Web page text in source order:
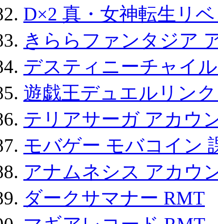
D×2 真・女神転生リ
きららファンタジア
デスティニーチャイ
遊戯王デュエルリン
テリアサーガ アカウ
モバゲー モバコイン
アナムネシス アカウ
ダークサマナー RMT